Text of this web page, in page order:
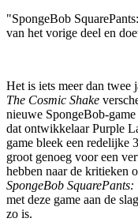
"SpongeBob
van het vorige deel en
Het is iets meer dan twee
The Cosmic Shake
nieuwe SpongeBob-
dat ontwikkelaar Purple
game bleek een redelijke
groot genoeg voor een
hebben naar de kritieken
SpongeBob
met deze game aan de
zo is.